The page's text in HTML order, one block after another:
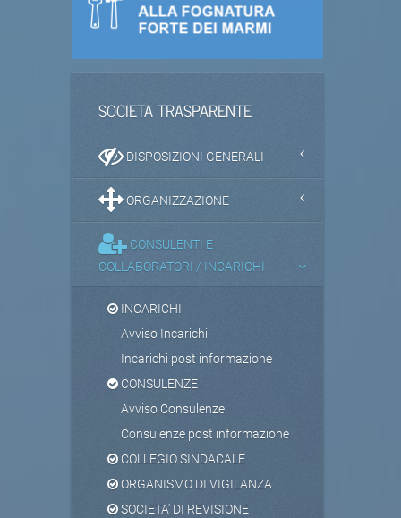
SOCIETA TRASPARENTE
DISPOSIZIONI GENERALI
ORGANIZZAZIONE
CONSULENTI E
COLLABORATORI / INCARICHI
INCARICHI
Avviso Incarichi
Incarichi post informazione
CONSULENZE
Avviso Consulenze
Consulenze post informazione
COLLEGIO SINDACALE
ORGANISMO DI VIGILANZA
SOCIETA' DI REVISIONE